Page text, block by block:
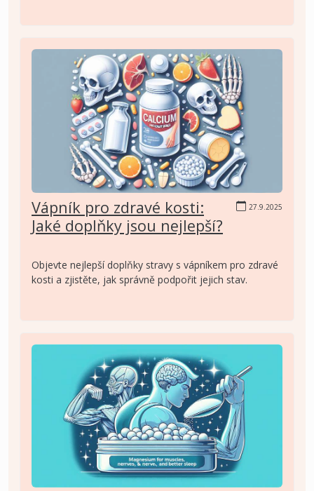
27.9.2025
Vápník pro zdravé kosti:
Jaké doplňky jsou nejlepší?
Objevte nejlepší doplňky stravy s vápníkem pro zdravé
kosti a zjistěte, jak správně podpořit jejich stav.